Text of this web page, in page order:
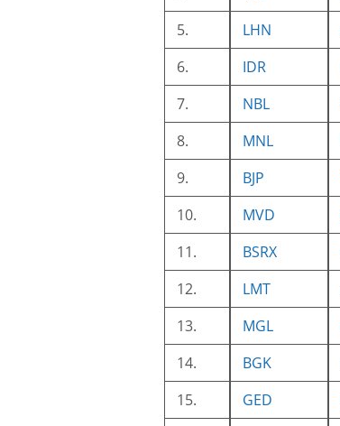
5.
LHN
6.
IDR
7.
NBL
8.
MNL
9.
BJP
10.
MVD
11.
BSRX
12.
LMT
13.
MGL
14.
BGK
15.
GED